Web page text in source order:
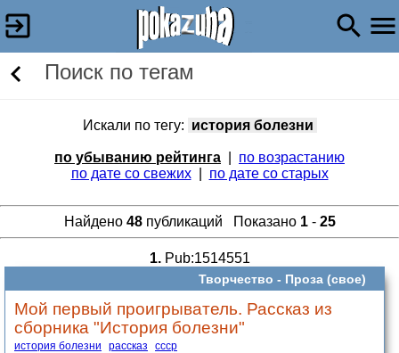
Поиск по тегам
Искали по тегу: история болезни
по убыванию рейтинга
по возрастанию
по дате со свежих| по дате со старых
Найдено 48публикаций Показано 1- 25
1.Pub:1514551
Творчество - Проза (свое)
Мой первый проигрыватель. Рассказ из
сборника "История болезни"
история болезни рассказ ссср